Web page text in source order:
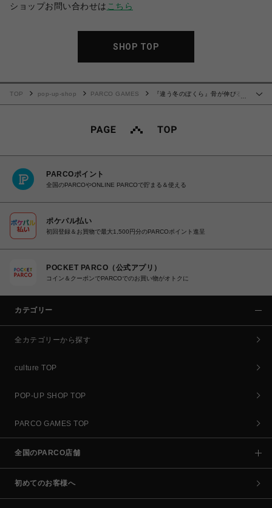
ショップお問い合わせは こちら
SHOP TOP
…
TOP pop-up-shop PARCO GAMES
『違う冬のぼくら』骨が伸びる
PARCOポイント
全国のPARCOやONLINE PARCOで貯まる＆使える
ポケパル払い
初回登録＆お買物で最大1,500円分のPARCOポイント進呈
POCKET PARCO（公式アプリ）
コイン＆クーポンでPARCOでのお買い物がオトクに
カテゴリー
全カテゴリーから探す
culture TOP
POP-UP SHOP TOP
PARCO GAMES TOP
全国のPARCO店舗
初めてのお客様へ